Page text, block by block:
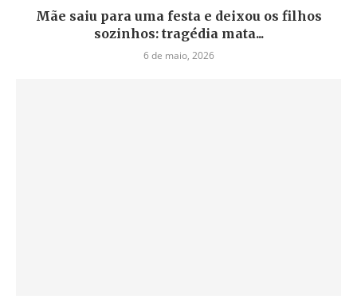
Mãe saiu para uma festa e deixou os filhos
sozinhos: tragédia mata...
6 de maio, 2026